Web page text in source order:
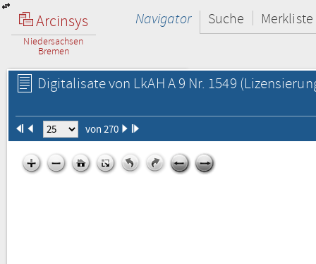
Arcinsys
Niedersachsen
Bremen
Navigator Suche Merkliste
Digitalisate von LkAH A 9 Nr. 1549
von 270